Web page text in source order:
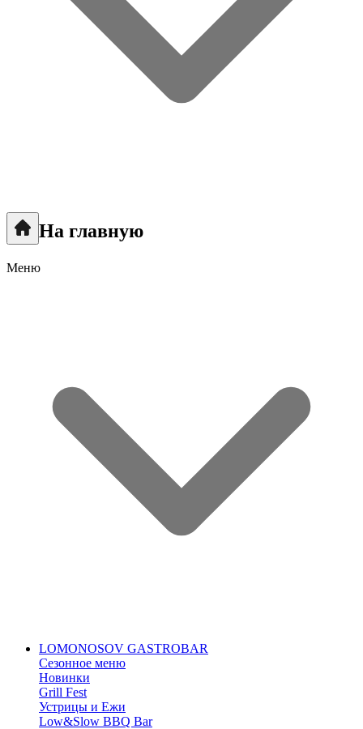
На главную
Меню
LOMONOSOV GASTROBAR
Сезонное меню
Новинки
Grill Fest
Устрицы и Ежи
Low&Slow BBQ Bar